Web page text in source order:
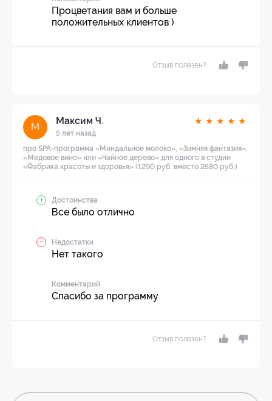
Процветания вам и больше
положительных клиентов )
Отзыв полезен?
М
Максим Ч.
5 лет назад
★ ★ ★ ★ ★
про SPA-программа «Миндальное молоко», «Зимняя фантазия»,
«Медовое вино» или «Чайное дерево» для одного в студии
«Фабрика красоты и здоровья» (1290 руб. вместо 2580 руб.)
Достоинства
Все было отлично
Недостатки
Нет такого
Комментарий
Спасибо за программу
Отзыв полезен?